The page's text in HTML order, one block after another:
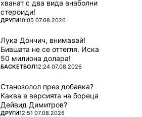
хванат с два вида анаболни
стероиди!
ПОВЕЧЕ ОТ
ДРУГИ10:05 07.08.2026
Лука Дончич, внимавай!
Бившата не се оттегля. Иска
50 милиона долара!
ПОВЕЧЕ ОТ
БАСКЕТБОЛ12:24 07.08.2026
Станозолол през добавка?
Каква е версията на бореца
Дейвид Димитров?
ПОВЕЧЕ ОТ
ДРУГИ12:51 07.08.2026